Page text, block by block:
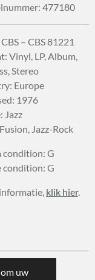
uw
477180
– CBS 81221
Vinyl, LP, Album,
Stereo
Europe
1976
Jazz
Jazz-Rock
condition: G
condition: G
klik hier.